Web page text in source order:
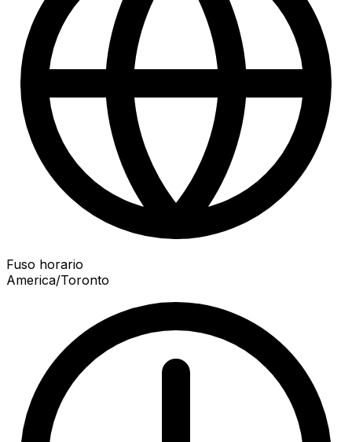
Fuso horario
America/Toronto